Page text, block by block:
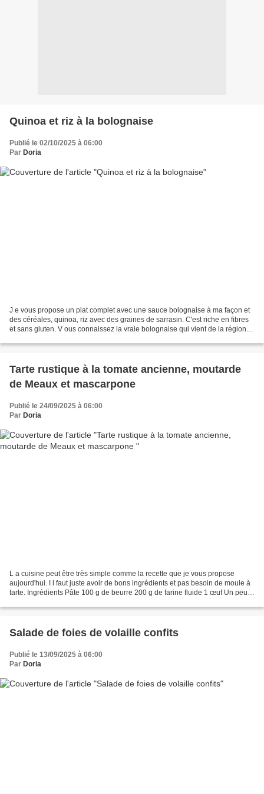
Quinoa et riz à la bolognaise
Publié le 02/10/2025 à 06:00
Par Doria
J e vous propose un plat complet avec une sauce bolognaise à ma façon et
des céréales, quinoa, riz avec des graines de sarrasin. C'est riche en fibres
et sans gluten. V ous connaissez la vraie bolognaise qui vient de la région
Tarte rustique à la tomate ancienne, moutarde
de Meaux et mascarpone
Publié le 24/09/2025 à 06:00
Par Doria
L a cuisine peut être très simple comme la recette que je vous propose
aujourd'hui. I l faut juste avoir de bons ingrédients et pas besoin de moule à
tarte. Ingrédients Pâte 100 g de beurre 200 g de farine fluide 1 œuf Un peu
Salade de foies de volaille confits
Publié le 13/09/2025 à 06:00
Par Doria